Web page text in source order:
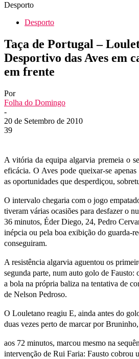
Desporto
Desporto
Taça de Portugal –
Desportivo das Aves em
em frente
Por
Folha do Domingo
-
20 de Setembro de 2010
39
A vitória da equipa algarvia premeia o
eficácia. O Aves pode queixar-se
as oportunidades que desperdiçou,
O intervalo chegaria com o jogo
tiveram várias ocasiões para desfazer o
36 minutos, Éder Diego, 24, Pedro
inépcia ou pela boa exibição do guarda-
conseguiram.
A resistência algarvia aguentou os
segunda parte, num auto golo de Fausto:
a bola na própria baliza na tentativa de
de Nelson Pedroso.
O Louletano reagiu E, ainda antes do
duas vezes perto de marcar por
aos 72 minutos, marcou mesmo na
intervenção de Rui Faria: Fausto cobrou